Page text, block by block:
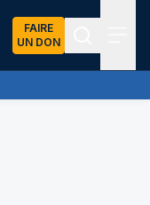
FAIRE
UN DON
nuages